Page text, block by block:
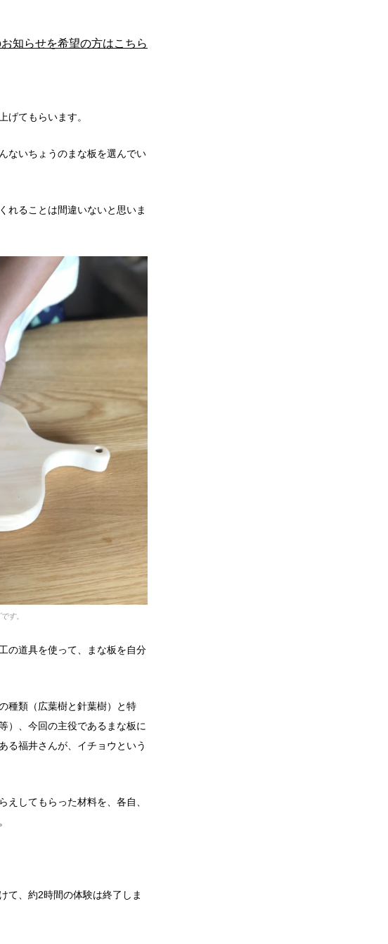
知らせを希望の方はこちら
げてもらいます。
ないちょうのまな板を選んでい
れることは間違いないと思いま
す。
の道具を使って、まな板を自分
種類（広葉樹と針葉樹）と特
）、今回の主役であるまな板に
る福井さんが、イチョウという
してもらった材料を、各自、
て、約2時間の体験は終了しま